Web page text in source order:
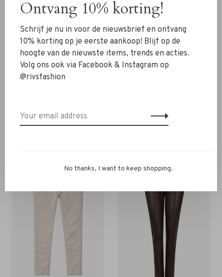
Still in doubt about the size? Please contact us via
06-13069593 info@rivs.nl
072-7210960. We will be happy to help you.
You might also be interested in this!
Ontvang 10% korting!
Schrijf je nu in voor de nieuwsbrief en ontvang
10% korting op je eerste aankoop! Blijf op de
hoogte van de nieuwste items, trends en acties.
Volg ons ook via Facebook & Instagram op
@rivsfashion
No thanks, I want to keep shopping.